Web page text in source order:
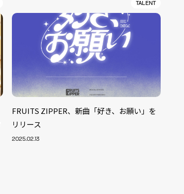
TALENT
FRUITS ZIPPER、新曲「好き、お願い」を
リリース
2025.02.13